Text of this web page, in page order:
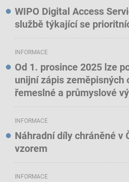
WIPO Digital Access
službě týkající se
INFORMACE
Od 1. prosince 2025 lze
unijní zápis zeměpisných
řemeslné a průmyslové
INFORMACE
Náhradní díly chráněné v
vzorem
INFORMACE